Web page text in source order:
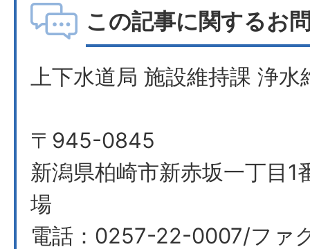
この記事に関するお
上下水道局 施設維持課 浄水
〒945-0845
新潟県柏崎市新赤坂一丁目1
場
電話：0257-22-0007/ファ